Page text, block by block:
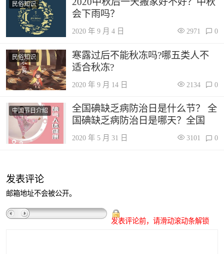
民俗知识
会下雨吗？
2020 年 9 月 4 日 2971 0
民俗知识
寒露过后不能秋冻吗?哪五类人不
适合秋冻?
2020 年 9 月 14 日 2134 0
中国节日介绍
全国碘缺乏病防治日是什么节？ 全
国碘缺乏病防治日是哪天？全国
2020 年 5 月 31 日 3101 0
发表评论
邮箱地址不会被公开。
发表评论前，请滑动滚动条解锁